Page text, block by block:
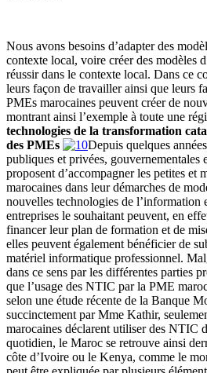
Nous avons besoins d’adapter des
contexte local, voire créer des modèles
réussir dans le contexte local. Dans ce
leurs façon de travailler ainsi que leurs
PMEs marocaines peuvent créer de
montrant ainsi l’exemple à toute une
technologies de la transformation
des PMEs
Depuis quelques
publiques et privées, gouvernementales
proposent d’accompagner les petites et
marocaines dans leur démarches de
nouvelles technologies de l’information
entreprises le souhaitant peuvent, en
financer leur plan de formation et de
elles peuvent également bénéficier de
matériel informatique professionnel.
dans ce sens par les différentes parties
que l’usage des NTIC par la PME
selon une étude récente de la Banque
succinctement par Mme Kathir,
marocaines déclarent utiliser des NTIC
quotidien, le Maroc se retrouve ainsi
côte d’Ivoire ou le Kenya, comme le